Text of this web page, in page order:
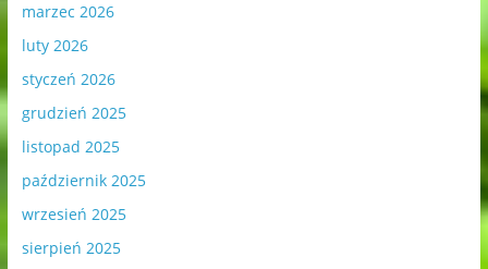
marzec 2026
luty 2026
styczeń 2026
grudzień 2025
listopad 2025
październik 2025
wrzesień 2025
sierpień 2025